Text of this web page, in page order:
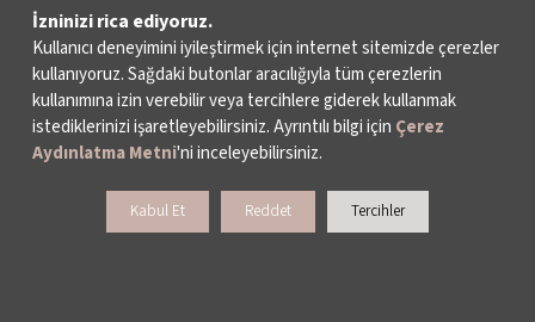
ARŞİV
BİZE ULAŞIN
DESTEKLERİNİZİ BEKLİYORUZ
İzninizi rica ediyoruz.
Kullanıcı deneyimini iyileştirmek için internet sitemizde çerezler
kullanıyoruz. Sağdaki butonlar aracılığıyla tüm çerezlerin
kullanımına izin verebilir veya tercihlere giderek kullanmak
istediklerinizi işaretleyebilirsiniz. Ayrıntılı bilgi için Çerez
Aydınlatma Metni'ni inceleyebilirsiniz.
Kabul Et Reddet Tercihler